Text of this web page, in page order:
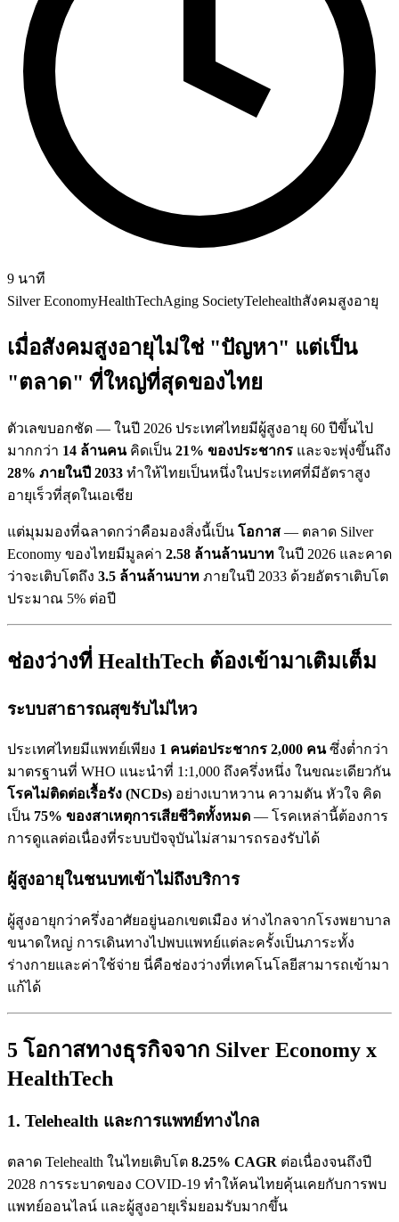
9 นาที
Silver EconomyHealthTechAging SocietyTelehealthสังคมสูงอายุ
เมื่อสังคมสูงอายุไม่ใช่ "ปัญหา" แต่เป็น
"ตลาด" ที่ใหญ่ที่สุดของไทย
ตัวเลขบอกชัด — ในปี 2026 ประเทศไทยมีผู้สูงอายุ 60 ปีขึ้นไป
มากกว่า 14 ล้านคนคิดเป็น 21% ของประชากร และจะพุ่งขึ้นถึง
28% ภายในปี 2033 ทำให้ไทยเป็นหนึ่งในประเทศที่มีอัตราสูง
อายุเร็วที่สุดในเอเชีย
แต่มุมมองที่ฉลาดกว่าคือมองสิ่งนี้เป็น โอกาส — ตลาด Silver
Economy ของไทยมีมูลค่า 2.58 ล้านล้านบาท ในปี 2026 และคาด
ว่าจะเติบโตถึง 3.5 ล้านล้านบาท ภายในปี 2033 ด้วยอัตราเติบโต
ประมาณ 5% ต่อปี
ช่องว่างที่ HealthTech ต้องเข้ามาเติมเต็ม
ระบบสาธารณสุขรับไม่ไหว
ประเทศไทยมีแพทย์เพียง 1 คนต่อประชากร 2,000 คนซึ่งต่ำกว่า
มาตรฐานที่ WHO แนะนำที่ 1:1,000 ถึงครึ่งหนึ่ง ในขณะเดียวกัน
โรคไม่ติดต่อเรื้อรัง (NCDs) อย่างเบาหวาน ความดัน หัวใจ คิด
เป็น 75% ของสาเหตุการเสียชีวิตทั้งหมด — โรคเหล่านี้ต้องการ
การดูแลต่อเนื่องที่ระบบปัจจุบันไม่สามารถรองรับได้
ผู้สูงอายุในชนบทเข้าไม่ถึงบริการ
ผู้สูงอายุกว่าครึ่งอาศัยอยู่นอกเขตเมือง ห่างไกลจากโรงพยาบาล
ขนาดใหญ่ การเดินทางไปพบแพทย์แต่ละครั้งเป็นภาระทั้ง
ร่างกายและค่าใช้จ่าย นี่คือช่องว่างที่เทคโนโลยีสามารถเข้ามา
แก้ได้
5 โอกาสทางธุรกิจจาก Silver Economy x
HealthTech
1. Telehealth และการแพทย์ทางไกล
ตลาด Telehealth ในไทยเติบโต 8.25% CAGR ต่อเนื่องจนถึงปี
2028 การระบาดของ COVID-19 ทำให้คนไทยคุ้นเคยกับการพบ
แพทย์ออนไลน์ และผู้สูงอายุเริ่มยอมรับมากขึ้น